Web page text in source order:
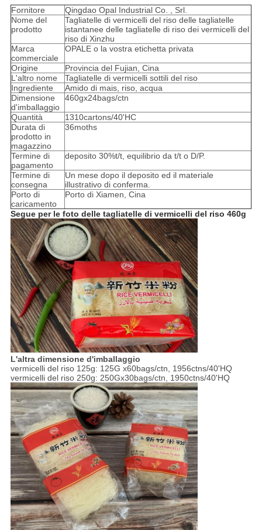
Fornitore
Qingdao Opal Industrial Co. , Srl.
Nome del
prodotto
Tagliatelle di vermicelli del riso delle tagliatelle
istantanee delle tagliatelle di riso dei vermicelli del
riso di Xinzhu
Marca
commerciale
OPALE o la vostra etichetta privata
Origine
Provincia del Fujian, Cina
L'altro nome
Tagliatelle di vermicelli sottili del riso
Ingrediente
Amido di mais, riso, acqua
Dimensione
d'imballaggio
460gx24bags/ctn
Quantità
1310cartons/40'HC
Durata di
prodotto in
magazzino
36moths
Termine di
pagamento
deposito 30%t/t, equilibrio da t/t o D/P.
Termine di
consegna
Un mese dopo il deposito ed il materiale
illustrativo di conferma.
Porto di
caricamento
Porto di Xiamen, Cina
Segue per le foto delle tagliatelle di vermicelli del riso 460g
L'altra dimensione d'imballaggio
vermicelli del riso 125g: 125G x60bags/ctn, 1956ctns/40'HQ
vermicelli del riso 250g: 250Gx30bags/ctn, 1950ctns/40'HQ